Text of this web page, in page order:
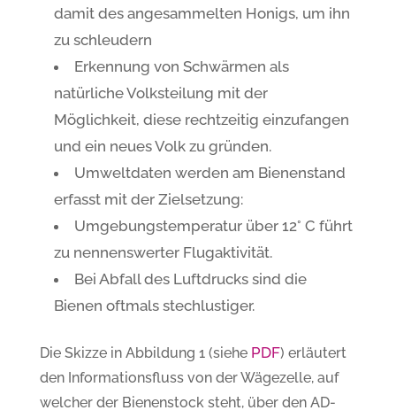
damit des angesammelten Honigs, um ihn
zu schleudern
Erkennung von Schwärmen als
natürliche Volksteilung mit der
Möglichkeit, diese rechtzeitig einzufangen
und ein neues Volk zu gründen.
Umweltdaten werden am Bienenstand
erfasst mit der Zielsetzung:
Umgebungstemperatur über 12° C führt
zu nennenswerter Flugaktivität.
Bei Abfall des Luftdrucks sind die
Bienen oftmals stechlustiger.
Die Skizze in Abbildung 1 (siehe PDF) erläutert
den Informationsfluss von der Wägezelle, auf
welcher der Bienenstock steht, über den AD-